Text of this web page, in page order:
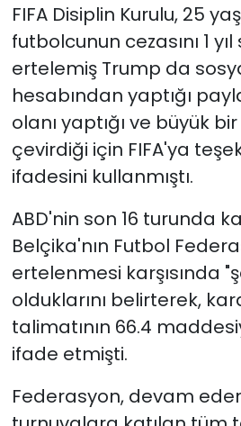
FIFA Disiplin Kurulu, 25
futbolcunun cezasını 1
ertelemiş Trump da
hesabından yaptığı
olanı yaptığı ve büyük
çevirdiği için FIFA'ya
ifadesini kullanmıştı.
ABD'nin son 16 turunda
Belçika'nın Futbol
ertelenmesi karşısında
olduklarını belirterek,
talimatının 66.4
ifade etmişti.
Federasyon, devam